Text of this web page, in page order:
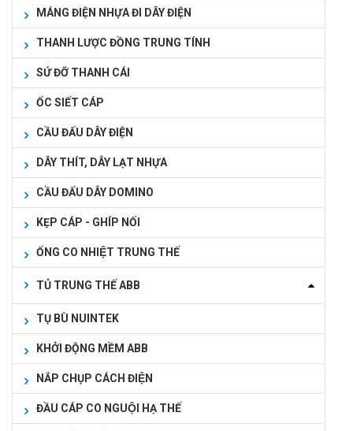
MÁNG ĐIỆN NHỰA ĐI DÂY ĐIỆN
THANH LƯỢC ĐỒNG TRUNG TÍNH
SỨ ĐỠ THANH CÁI
ỐC SIẾT CÁP
CẦU ĐẤU DÂY ĐIỆN
DÂY THÍT, DÂY LẠT NHỰA
CẦU ĐẤU DÂY DOMINO
KẸP CÁP - GHÍP NỐI
ỐNG CO NHIỆT TRUNG THẾ
TỦ TRUNG THẾ ABB
TỤ BÙ NUINTEK
KHỞI ĐỘNG MỀM ABB
NẮP CHỤP CÁCH ĐIỆN
ĐẦU CÁP CO NGUỘI HẠ THẾ